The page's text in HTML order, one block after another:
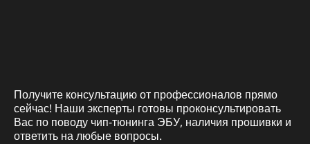
Получите консультацию от профессионалов прямо
сейчас! Наши эксперты готовы проконсультировать
Вас по поводу чип-тюнинга ЭБУ, наличия прошивки и
ответить на любые вопросы.